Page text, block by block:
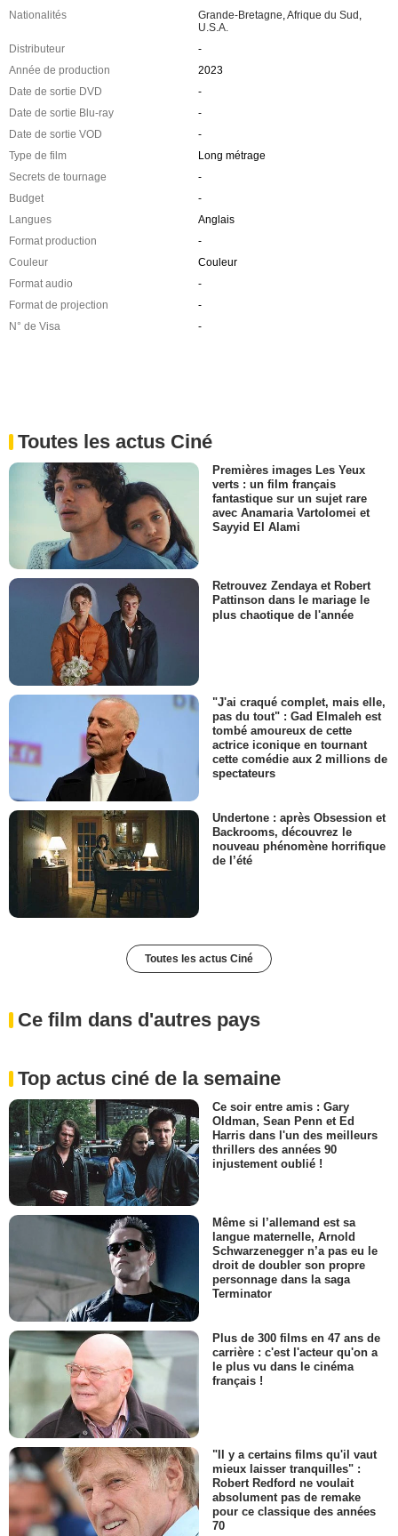
Nationalités Grande-Bretagne,Afrique du Sud ,
U.S.A.
Distributeur
-
Année de production
2023
Date de sortie DVD
-
Date de sortie Blu-ray
-
Date de sortie VOD
-
Type de film
Long métrage
Secrets de tournage
-
Budget
-
Langues
Anglais
Format production
-
Couleur
Couleur
Format audio
-
Format de projection
-
N° de Visa
-
Toutes les actus Ciné
Premières images Les Yeux
verts : un film français
fantastique sur un sujet rare
avec Anamaria Vartolomei et
Sayyid El Alami
Retrouvez Zendaya et Robert
Pattinson dans le mariage le
plus chaotique de l'année
"J'ai craqué complet, mais elle,
pas du tout" : Gad Elmaleh est
tombé amoureux de cette
actrice iconique en tournant
cette comédie aux 2 millions de
spectateurs
Undertone : après Obsession et
Backrooms, découvrez le
nouveau phénomène horrifique
de l’été
Toutes les actus Ciné
Ce film dans d'autres pays
Top actus ciné de la semaine
Ce soir entre amis : Gary
Oldman, Sean Penn et Ed
Harris dans l'un des meilleurs
thrillers des années 90
injustement oublié !
Même si l’allemand est sa
langue maternelle, Arnold
Schwarzenegger n’a pas eu le
droit de doubler son propre
personnage dans la saga
Terminator
Plus de 300 films en 47 ans de
carrière : c'est l'acteur qu'on a
le plus vu dans le cinéma
français !
"Il y a certains films qu'il vaut
mieux laisser tranquilles" :
Robert Redford ne voulait
absolument pas de remake
pour ce classique des années
70